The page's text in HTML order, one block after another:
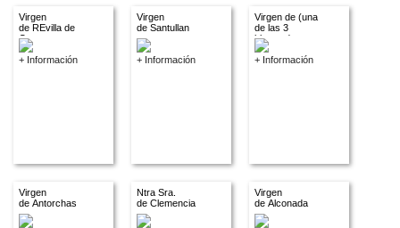
Virgen
de REvilla de
Campos
+ Información
Virgen
de Santullan
+ Información
Virgen de (una
de las 3
blancas)
+ Información
Virgen
de Antorchas
Ntra Sra.
de Clemencia
Virgen
de Alconada